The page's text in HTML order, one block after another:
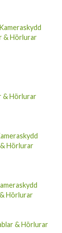
& Hörlurar
& Hörlurar
Hörlurar
Hörlurar
& Hörlurar